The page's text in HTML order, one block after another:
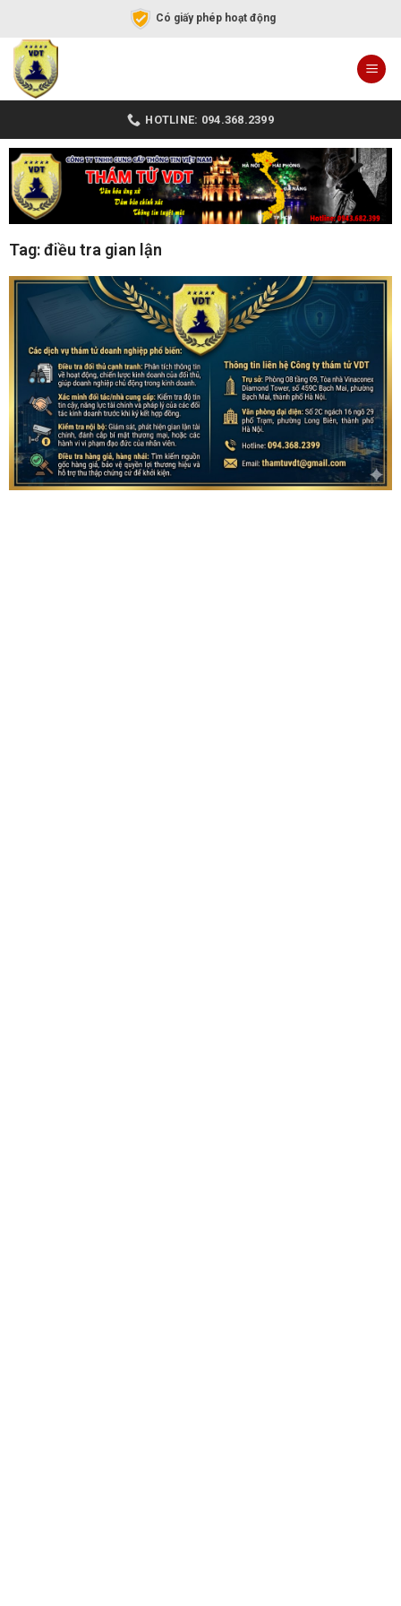
Có giấy phép hoạt động
HOTLINE: 094.368.2399
Tag: điều tra gian lận